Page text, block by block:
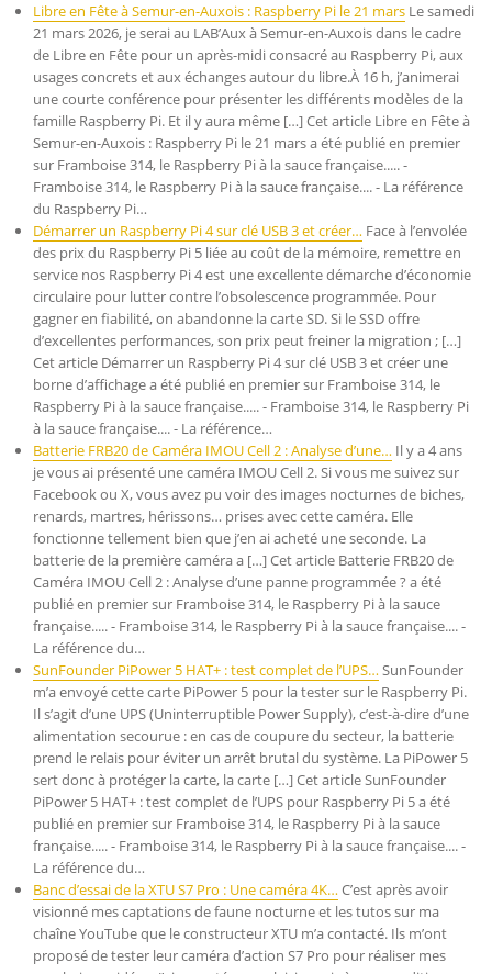
Libre en Fête à Semur-en-Auxois : Raspberry Pi le 21 mars Le samedi
21 mars 2026, je serai au LAB’Aux à Semur-en-Auxois dans le cadre
de Libre en Fête pour un après-midi consacré au Raspberry Pi, aux
usages concrets et aux échanges autour du libre.À 16 h, j’animerai
une courte conférence pour présenter les différents modèles de la
famille Raspberry Pi. Et il y aura même […] Cet article Libre en Fête à
Semur-en-Auxois : Raspberry Pi le 21 mars a été publié en premier
sur Framboise 314, le Raspberry Pi à la sauce française..... -
Framboise 314, le Raspberry Pi à la sauce française.... - La référence
du Raspberry Pi…
Démarrer un Raspberry Pi 4 sur clé USB 3 et créer… Face à l’envolée
des prix du Raspberry Pi 5 liée au coût de la mémoire, remettre en
service nos Raspberry Pi 4 est une excellente démarche d’économie
circulaire pour lutter contre l’obsolescence programmée. Pour
gagner en fiabilité, on abandonne la carte SD. Si le SSD offre
d’excellentes performances, son prix peut freiner la migration ; […]
Cet article Démarrer un Raspberry Pi 4 sur clé USB 3 et créer une
borne d’affichage a été publié en premier sur Framboise 314, le
Raspberry Pi à la sauce française..... - Framboise 314, le Raspberry Pi
à la sauce française.... - La référence…
Batterie FRB20 de Caméra IMOU Cell 2 : Analyse d’une… Il y a 4 ans
je vous ai présenté une caméra IMOU Cell 2. Si vous me suivez sur
Facebook ou X, vous avez pu voir des images nocturnes de biches,
renards, martres, hérissons… prises avec cette caméra. Elle
fonctionne tellement bien que j’en ai acheté une seconde. La
batterie de la première caméra a […] Cet article Batterie FRB20 de
Caméra IMOU Cell 2 : Analyse d’une panne programmée ? a été
publié en premier sur Framboise 314, le Raspberry Pi à la sauce
française..... - Framboise 314, le Raspberry Pi à la sauce française.... -
La référence du…
SunFounder PiPower 5 HAT+ : test complet de l’UPS…SunFounder
m’a envoyé cette carte PiPower 5 pour la tester sur le Raspberry Pi.
Il s’agit d’une UPS (Uninterruptible Power Supply), c’est-à-dire d’une
alimentation secourue : en cas de coupure du secteur, la batterie
prend le relais pour éviter un arrêt brutal du système. La PiPower 5
sert donc à protéger la carte, la carte […] Cet article SunFounder
PiPower 5 HAT+ : test complet de l’UPS pour Raspberry Pi 5 a été
publié en premier sur Framboise 314, le Raspberry Pi à la sauce
française..... - Framboise 314, le Raspberry Pi à la sauce française.... -
La référence du…
Banc d’essai de la XTU S7 Pro : Une caméra 4K…C’est après avoir
visionné mes captations de faune nocturne et les tutos sur ma
chaîne YouTube que le constructeur XTU m’a contacté. Ils m’ont
proposé de tester leur caméra d’action S7 Pro pour réaliser mes